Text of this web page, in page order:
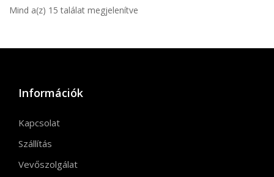
Mind a(z) 15 találat megjelenítve
Információk
Kapcsolat
Szállítás
Vevőszolgálat